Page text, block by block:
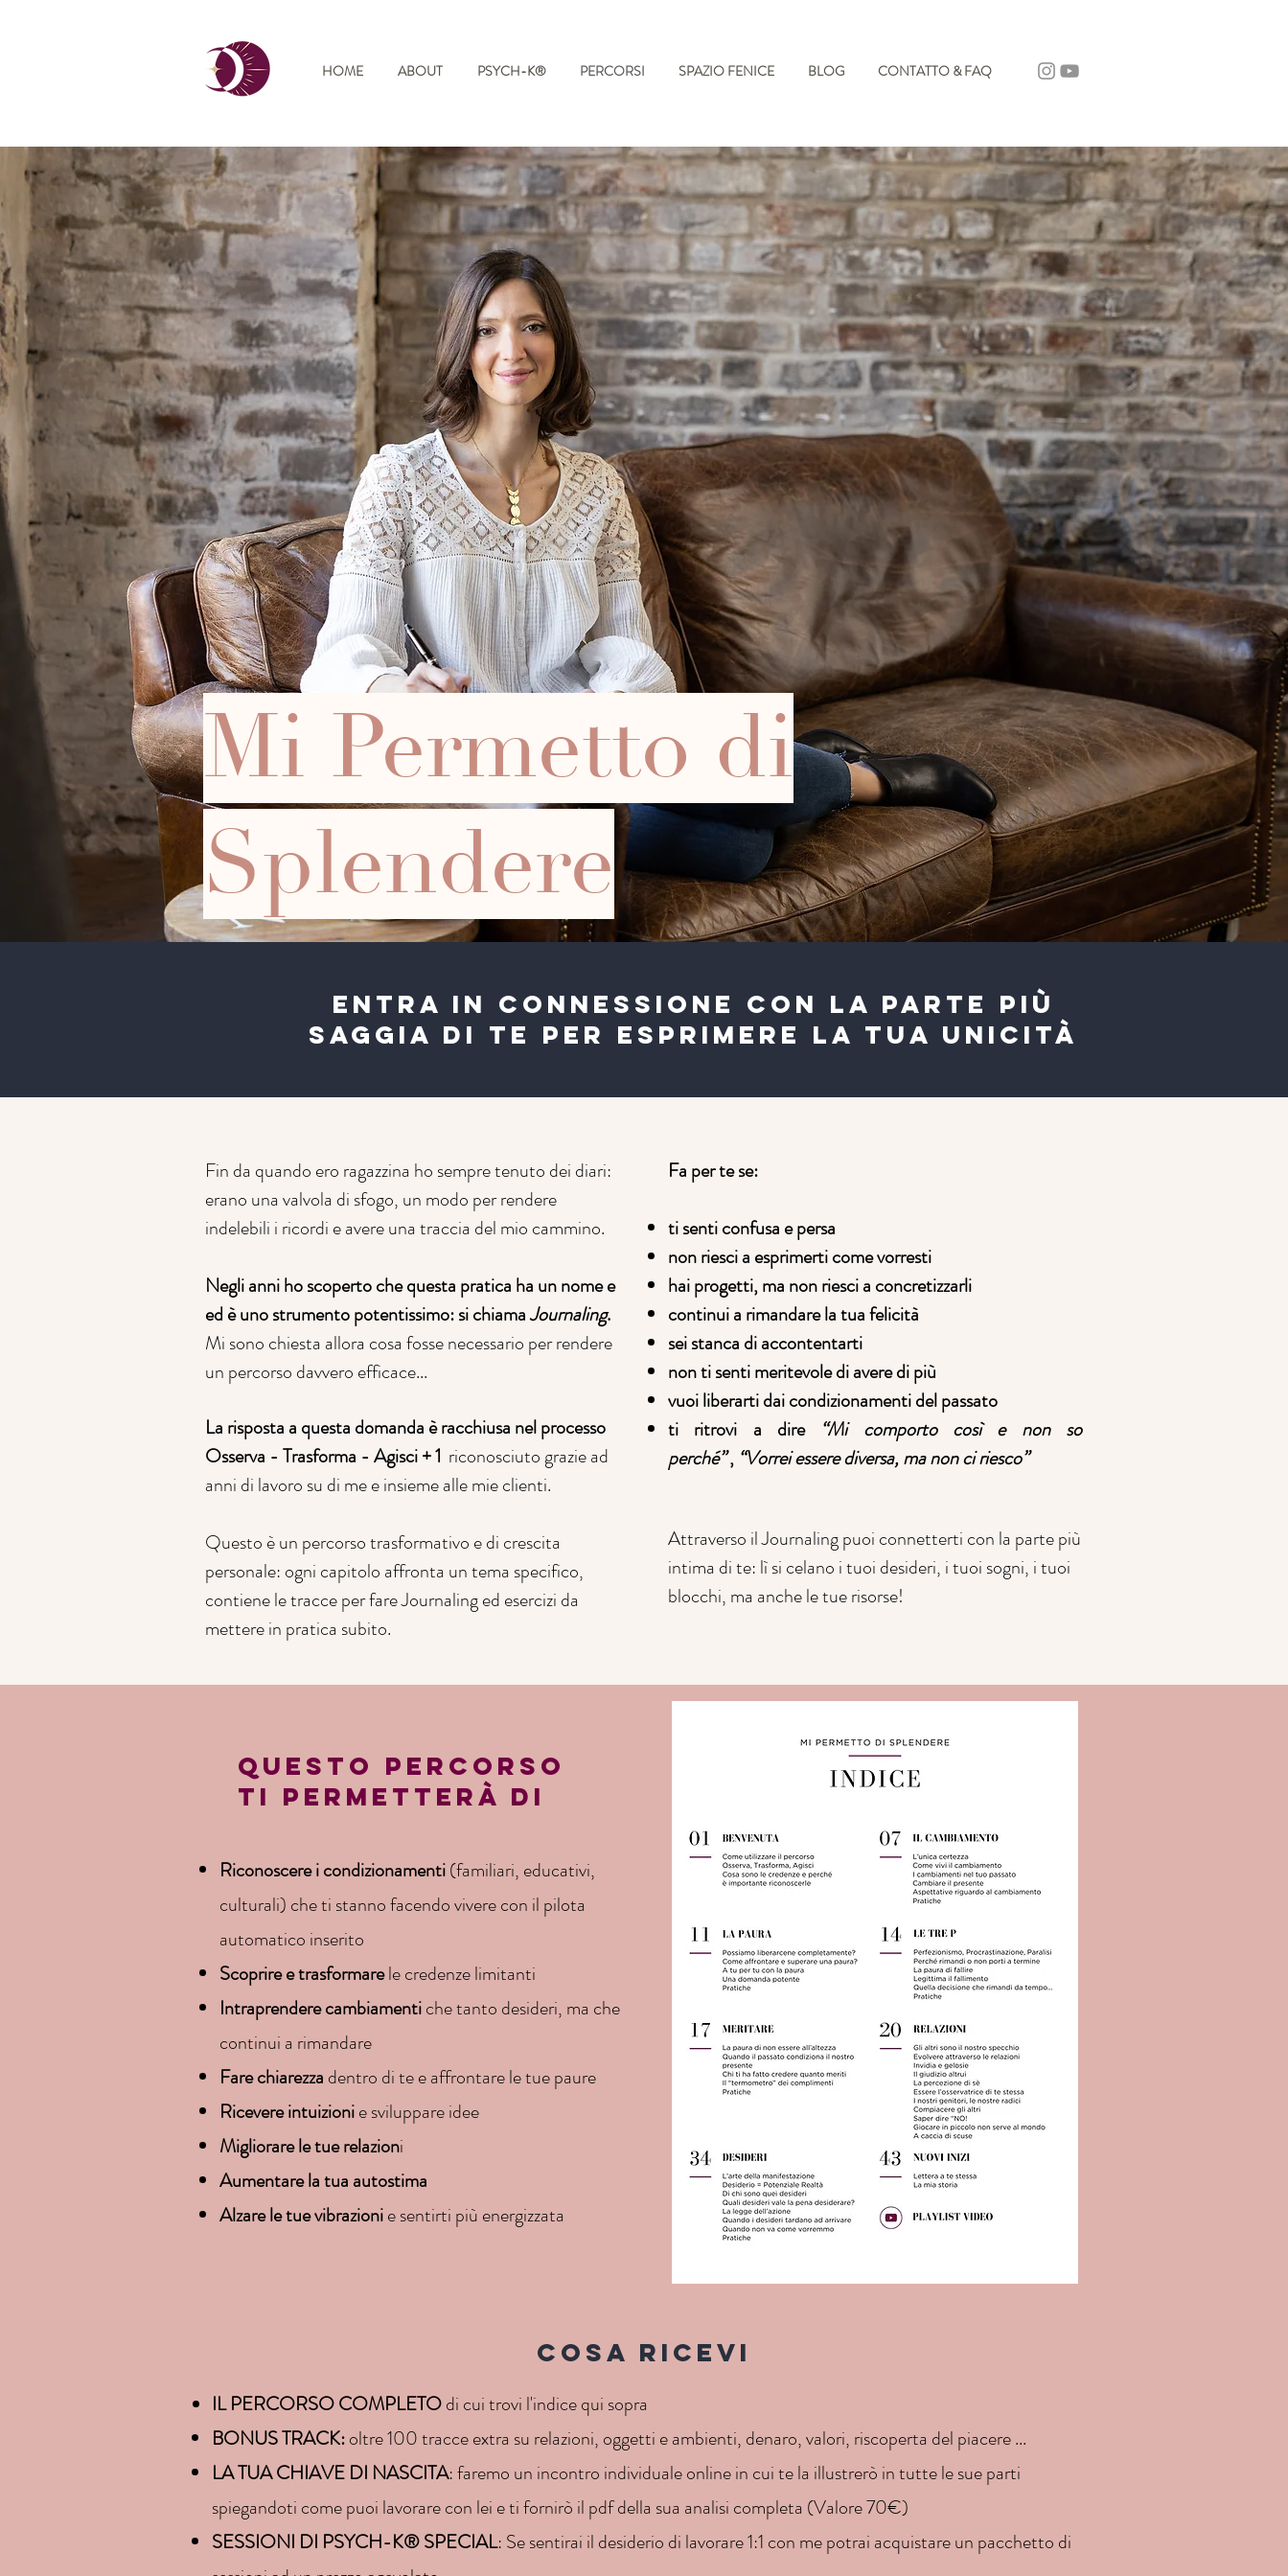
HOME ABOUT PSYCH-K® PERCORSI SPAZIO FENICE BLOG CONTATTO & FAQ
Mi Permetto di
Splendere
ENTRA IN CONNESSIONE CON LA PARTE PIÙ
SAGGIA DI TE PER ESPRIMERE LA TUA UNICITÀ
Fin da quando ero ragazzina ho sempre tenuto dei diari:
erano una valvola di sfogo, un modo per rendere
indelebili i ricordi e avere una traccia del mio cammino.
Negli anni ho scoperto che questa pratica ha un nome e
ed è uno strumento potentissimo: si chiamaJournaling.
Mi sono chiesta allora cosa fosse necessario per rendere
un percorso davvero efficace...
La risposta a questa domanda è racchiusa nel processo
Osserva - Trasforma - Agisci + 1 riconosciuto grazie ad
anni di lavoro su di me e insieme alle mie clienti.
Questo è un percorsotrasformativo edi crescita
personale: ogni capitolo affronta un tema specifico,
contiene le tracce per fare Journaling ed esercizi da
mettere in pratica subito.
Fa per te se:
ti senti confusa e persa
non riesci a esprimerti come vorresti
hai progetti, ma non riesci a concretizzarli
continui a rimandare la tua felicità
sei stanca di accontentarti
non ti senti meritevole di avere di più
vuoi liberarti dai condizionamenti del passato
ti ritrovi a dire “Mi comporto così e non so
perché”, “Vorrei essere diversa, ma non ci riesco”
Attraverso il Journaling puoi connetterti con la parte più
intima di te: lì si celano i tuoi desideri, i tuoi sogni, i tuoi
blocchi, ma anche le tue risorse!
QUESTO PERCORSO
TI PERMETTERÀ DI
Riconoscere i condizionamenti(familiari, educativi,
culturali) che ti stanno facendo vivere con il pilota
automatico inserito
Scoprire e trasformarele credenze limitanti
Intraprendere cambiamentiche tanto desideri, ma che
continui a rimandare
Fare chiarezza dentro di te e affrontare le tue paure
Ricevere intuizionie sviluppare idee
Migliorare le tue relazioni
Aumentare la tua autostima
Alzare le tue vibrazionie sentirti più energizzata
Cosa ricevi
IL PERCORSO COMPLETOdi cui trovi l'indice qui sopra
BONUS TRACK:oltre 100 tracce extra su relazioni, oggetti e ambienti, denaro, valori, riscoperta del piacere ...
LA TUA CHIAVE DI NASCITA: faremo un incontro individuale online in cui te la illustrerò in tutte le sue parti
spiegandoti come puoi lavorare con lei e ti fornirò il pdf della sua analisi completa (Valore 70€)
SESSIONI DI PSYCH-K® SPECIAL: Se sentirai il desiderio di lavorare 1:1 con me potrai acquistare un pacchetto di